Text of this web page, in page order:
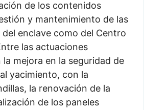
de los contenidos
y mantenimiento de las
enclave como del Centro
las actuaciones
mejora en la seguridad de
yacimiento, con la
la renovación de la
de los paneles